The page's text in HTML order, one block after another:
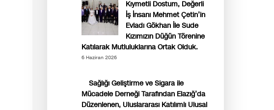
Kıymetli Dostum, Değerli
İş İnsanı Mehmet Çetin’in
Evladı Gökhan İle Sude
Kızımızın Düğün Törenine
Katılarak Mutluluklarına Ortak Olduk.
6 Haziran 2026
Sağlığı Geliştirme ve Sigara ile
Mücadele Derneği Tarafından Elazığ’da
Düzenlenen, Uluslararası Katılımlı Ulusal